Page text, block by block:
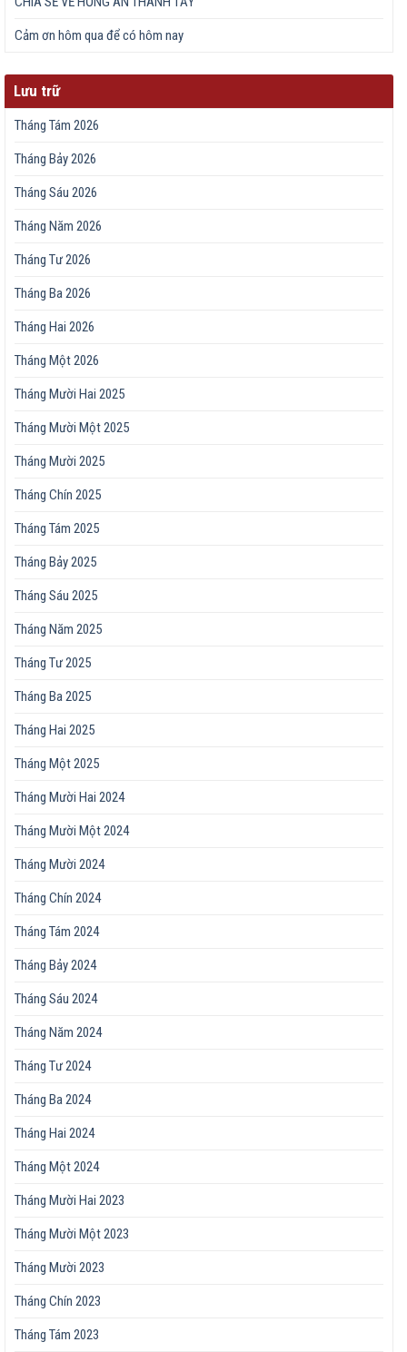
Cảm ơn hôm qua để có hôm nay
Lưu trữ
Tháng Tám 2026
Tháng Bảy 2026
Tháng Sáu 2026
Tháng Năm 2026
Tháng Tư 2026
Tháng Ba 2026
Tháng Hai 2026
Tháng Một 2026
Tháng Mười Hai 2025
Tháng Mười Một 2025
Tháng Mười 2025
Tháng Chín 2025
Tháng Tám 2025
Tháng Bảy 2025
Tháng Sáu 2025
Tháng Năm 2025
Tháng Tư 2025
Tháng Ba 2025
Tháng Hai 2025
Tháng Một 2025
Tháng Mười Hai 2024
Tháng Mười Một 2024
Tháng Mười 2024
Tháng Chín 2024
Tháng Tám 2024
Tháng Bảy 2024
Tháng Sáu 2024
Tháng Năm 2024
Tháng Tư 2024
Tháng Ba 2024
Tháng Hai 2024
Tháng Một 2024
Tháng Mười Hai 2023
Tháng Mười Một 2023
Tháng Mười 2023
Tháng Chín 2023
Tháng Tám 2023